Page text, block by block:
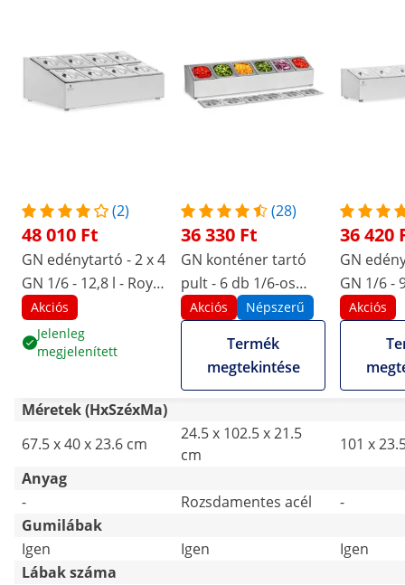
(2)
48 010 Ft
GN edénytartó - 2 x 4
GN 1/6 - 12,8 l - Royal
Catering
Akciós
Jelenleg
megjelenített
(28)
36 330 Ft
GN konténer tartó
pult - 6 db 1/6-os
edénnyel és fedéllel
Akciós Népszerű
Termék
megtekintése
36 420
GN
GN 1/6 -
Catering
Akciós
Méretek (HxSzéxMa)
67.5 x 40 x 23.6 cm
24.5 x 102.5 x 21.5
cm
101 x
Anyag
-
Rozsdamentes acél
-
Gumilábak
Igen
Igen
Igen
Lábak száma